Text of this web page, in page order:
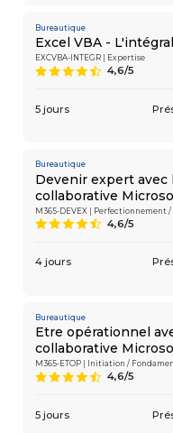
Bureautique
Excel VBA -
EXCVBA-INTEGR | Expertise
9 4,6/5
5 jours
Bureautique
Devenir expert avec
collaborative
M365-DEVEX | Perfectionnement /
9 4,6/5
4 jours
Bureautique
Etre opérationnel
collaborative
M365-ETOP | Initiation /
9 4,6/5
5 jours